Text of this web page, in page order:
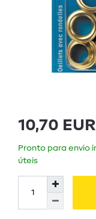
10,70 EUR
Pronto para envio
úteis